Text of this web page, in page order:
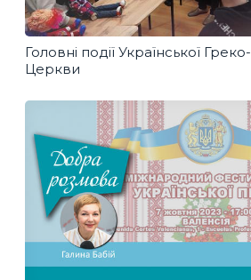
Головні події Української
Церкви